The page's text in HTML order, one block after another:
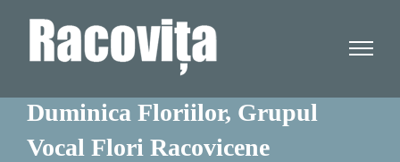
Duminica Floriilor, Grupul
Vocal Flori Racovicene